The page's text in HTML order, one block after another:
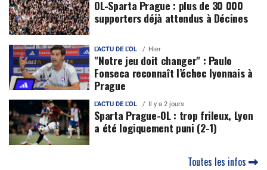
OL-Sparta Prague : plus de 30 000
supporters déjà attendus à Décines
L'ACTU DE L'OL Hier
"Notre jeu doit changer" : Paulo
Fonseca reconnaît l’échec lyonnais à
Prague
L'ACTU DE L'OL Il y a 2 jours
Sparta Prague-OL : trop frileux, Lyon
a été logiquement puni (2-1)
Toutes les infos